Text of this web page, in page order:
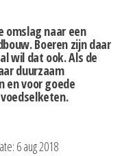
omslag naar een
Boeren zijn daar
wil dat ook. Als de
duurzaam
en voor goede
6 aug 2018